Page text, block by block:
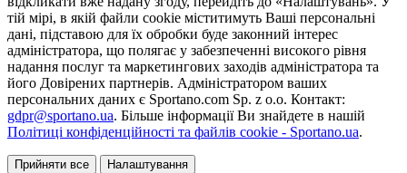
тій мірі, в якій файли cookie міститимуть Ваші персональні
дані, підставою для їх обробки буде законний інтерес
адміністратора, що полягає у забезпеченні високого рівня
надання послуг та маркетингових заходів адміністратора та
його Довірених партнерів. Адміністратором ваших
персональних даних є Sportano.com Sp. z o.o. Контакт:
gdpr@sportano.ua. Більше інформації Ви знайдете в нашій
Політиці конфіденційності та файлів cookie - Sportano.ua.
Прийняти все Налаштування